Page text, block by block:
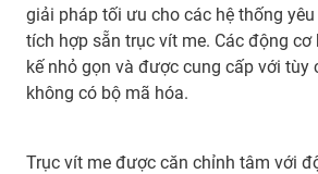
giải pháp tối ưu cho các hệ thống
tích hợp sẵn trục vít me. Các động
kế nhỏ gọn và được cung cấp với tùy
không có bộ mã hóa.
Trục vít me được căn chỉnh tâm với